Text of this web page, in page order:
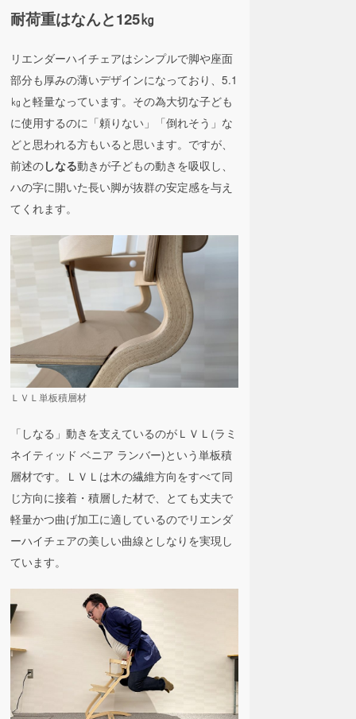
耐荷重はなんと125㎏
リエンダーハイチェアはシンプルで脚や座面
部分も厚みの薄いデザインになっており、5.1
㎏と軽量なっています。その為大切な子ども
に使用するのに「頼りない」「倒れそう」な
どと思われる方もいると思います。ですが、
前述のしなる動きが子どもの動きを吸収し、
ハの字に開いた長い脚が抜群の安定感を与え
てくれます。
ＬＶＬ単板積層材
「しなる」動きを支えているのがＬＶＬ(ラミ
ネイティッド ベニア ランバー)という単板積
層材です。ＬＶＬは木の繊維方向をすべて同
じ方向に接着・積層した材で、とても丈夫で
軽量かつ曲げ加工に適しているのでリエンダ
ーハイチェアの美しい曲線としなりを実現し
ています。